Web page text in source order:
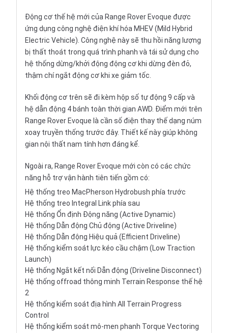
Động cơ thế hệ mới của Range Rover Evoque được
ứng dụng công nghệ điện khí hóa MHEV (Mild Hybrid
Electric Vehicle). Công nghệ này sẽ thu hồi năng lượng
bị thất thoát trong quá trình phanh và tái sử dụng cho
hệ thống dừng/khởi động động cơ khi dừng đèn đỏ,
thậm chí ngắt động cơ khi xe giảm tốc.
Khối động cơ trên sẽ đi kèm hộp số tự động 9 cấp và
hệ dẫn động 4 bánh toàn thời gian AWD. Điểm mới trên
Range Rover Evoque là cần số điện thay thế dạng núm
xoay truyền thống trước đây. Thiết kế này giúp không
gian nội thất nam tính hơn đáng kể.
Ngoài ra, Range Rover Evoque mới còn có các chức
năng hỗ trợ vận hành tiên tiến gồm có:
Hệ thống treo MacPherson Hydrobush phía trước
Hệ thống treo Integral Link phía sau
Hệ thống Ổn định Động năng (Active Dynamic)
Hệ thống Dẫn động Chủ động (Active Driveline)
Hệ thống Dẫn động Hiệu quả (Efficient Driveline)
Hệ thống kiểm soát lực kéo cầu chậm (Low Traction
Launch)
Hệ thống Ngắt kết nối Dẫn động (Driveline Disconnect)
Hệ thống offroad thông minh Terrain Response thế hệ
2
Hệ thống kiểm soát địa hình All Terrain Progress
Control
Hệ thống kiểm soát mô-men phanh Torque Vectoring